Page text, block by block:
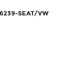
SEAT/VW